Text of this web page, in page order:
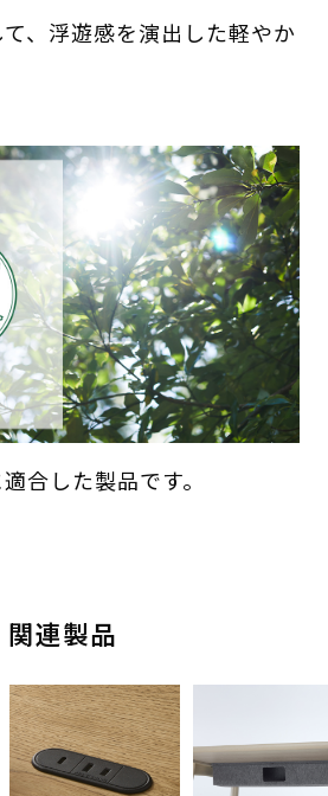
、浮遊感を演出した軽やか
合した製品です。
関連製品